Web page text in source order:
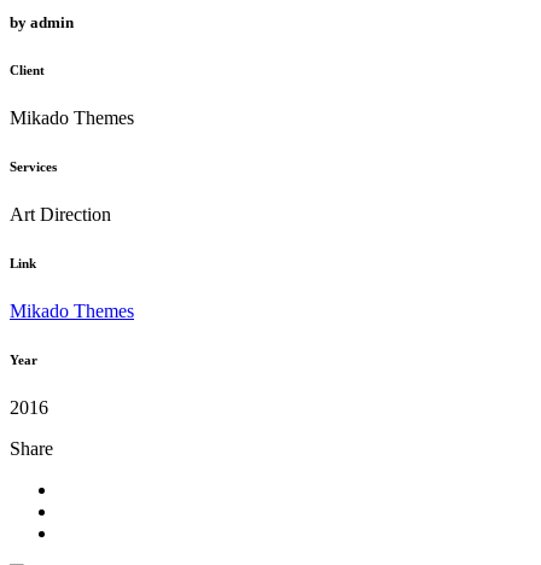
by admin
Client
Mikado Themes
Services
Art Direction
Link
Mikado Themes
Year
2016
Share